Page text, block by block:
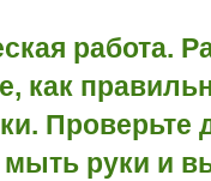
работа.
как
Проверьте
руки и